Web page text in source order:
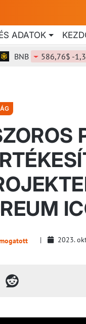
ADATOK
BNB 586,76$ -1,33%
2023.